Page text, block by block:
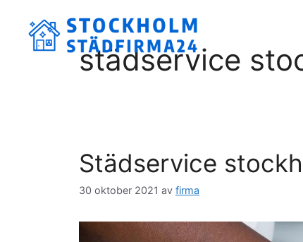
innehåll
städservice
Städservice
30 oktober 2021 av firma